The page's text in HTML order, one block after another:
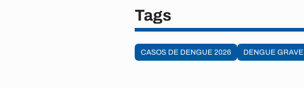
Tags
CASOS DE DENGUE 2026 DENGUE GRAVE